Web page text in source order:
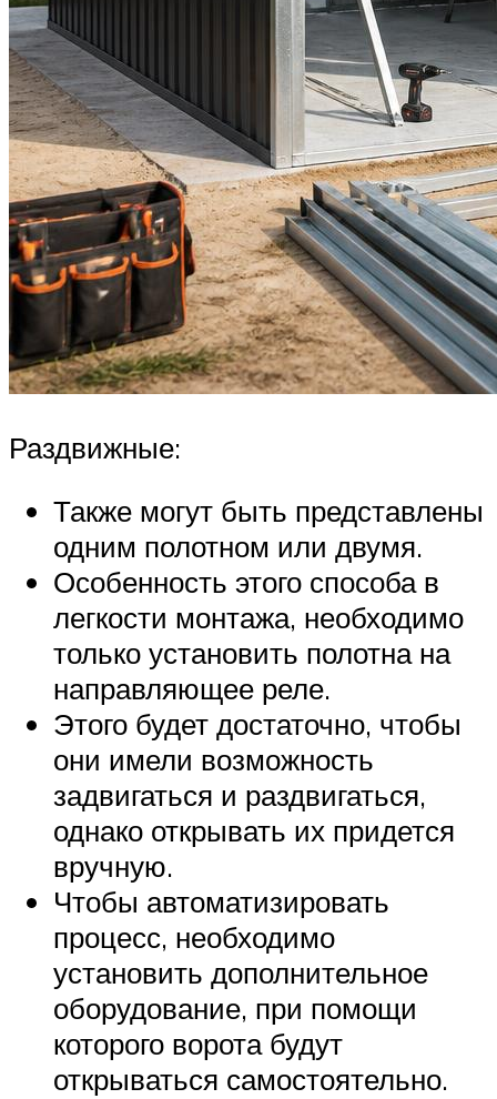
Раздвижные:
Также могут быть представлены
одним полотном или двумя.
Особенность этого способа в
легкости монтажа, необходимо
только установить полотна на
направляющее реле.
Этого будет достаточно, чтобы
они имели возможность
задвигаться и раздвигаться,
однако открывать их придется
вручную.
Чтобы автоматизировать
процесс, необходимо
установить дополнительное
оборудование, при помощи
которого ворота будут
открываться самостоятельно.